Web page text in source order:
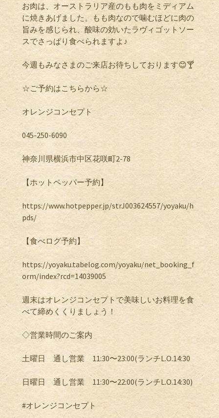
お肉は、オーストラリア産のもも肉をミディアム
に焼きあげました。もも肉なので噛むほどに肉の
旨みを感じられ、酸味の効いたラヴィゴットソー
スでさっぱり食べられますよ♪
今週もみなさまのご来店お待ちしております😊🍸
☆ご予約はこちらから☆
オレンジコンセプト
045-250-6090
神奈川県横浜市中区花咲町2-78
【ホットペッパー予約】
https://www.hotpepper.jp/strJ003624557/yoyaku/h
pds/
【食べログ予約】
https://yoyaku.tabelog.com/yoyaku/net_booking_f
orm/index?rcd=14039005
週末はオレンジコンセプトで美味しいお料理を食
べて締めくくりましょう！
◇営業時間のご案内
土曜日 通し営業 11:30〜23:00(ランチL.O.14:30
日曜日 通し営業 11:30〜22:00(ランチL.O.14:30)
#オレンジコンセプト